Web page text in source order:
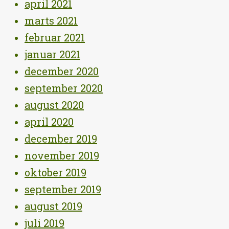
april 2021
marts 2021
februar 2021
januar 2021
december 2020
september 2020
august 2020
april 2020
december 2019
november 2019
oktober 2019
september 2019
august 2019
juli 2019